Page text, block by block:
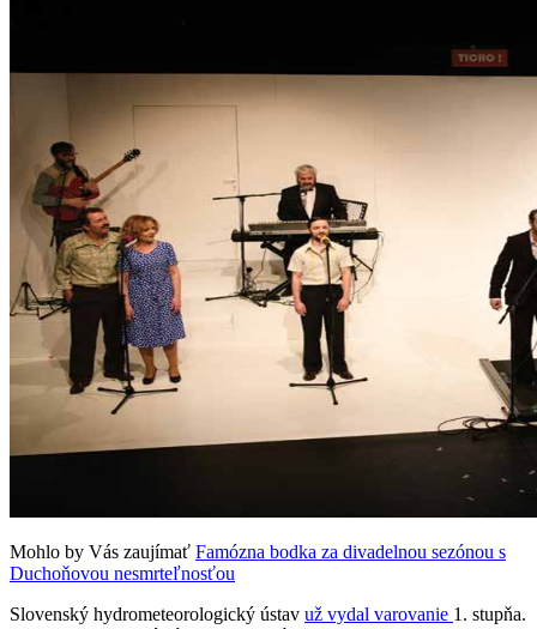
Mohlo by Vás zaujímať Famózna bodka za divadelnou sezónou s
Duchoňovou nesmrteľnosťou
Slovenský hydrometeorologický ústav už vydal varovanie 1. stupňa.